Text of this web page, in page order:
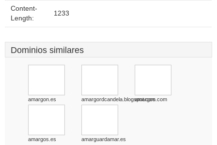
Content-
Length:
1233
Dominios similares
amargon.es amargordcandela.blogspot.com
amargos.com
amargos.es amarguardamar.es